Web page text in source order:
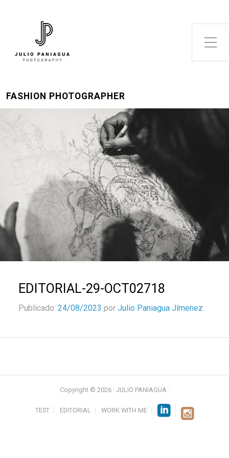
Alternar el menú lateral
FASHION PHOTOGRAPHER
EDITORIAL-29-OCT02718
Publicado: 24/08/2023 por Julio Paniagua Jímenez
Copyright © 2026 · JULIO PANIAGUA ·
TEST EDITORIAL WORK WITH ME